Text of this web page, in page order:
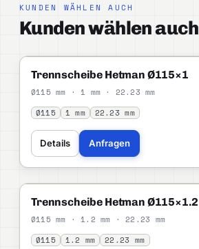
KUNDEN WÄHLEN AUCH
Kunden wählen auch
STANDARD
Trennscheibe Hetman Ø115×1
Ø115 mm · 1 mm · 22.23 mm
Ø115 1 mm 22.23 mm
Details Anfragen
STANDARD
Trennscheibe Hetman Ø115×1.2
Ø115 mm · 1.2 mm · 22.23 mm
Ø115 1.2 mm 22.23 mm